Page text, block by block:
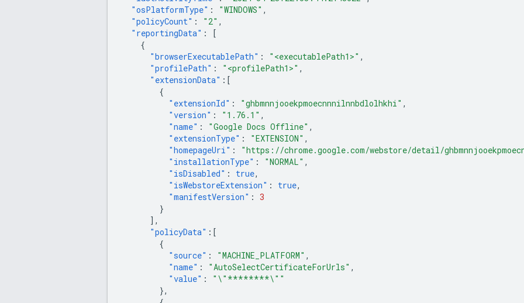
"osPlatformType" : "WINDOWS" ,
"policyCount" : "2" ,
"reportingData" :
[
{
"browserExecutablePath" : "<executablePath1>" ,
"profilePath" : "<profilePath1>" ,
"extensionData" :[
{
"extensionId" : "ghbmnnjooekpmoecnnnilnnbdlolhkhi" ,
"version" : "1.76.1" ,
"name" : "Google Docs Offline" ,
"extensionType" : "EXTENSION" ,
"homepageUri" : "https://chrome.google.com/webstore/detail/
"installationType" : "NORMAL" ,
"isDisabled" : true,
"isWebstoreExtension" : true,
"manifestVersion" : 3
}
],
"policyData" :[
{
"source" : "MACHINE_PLATFORM" ,
"name" : "AutoSelectCertificateForUrls" ,
"value" :
"\"********\""
},